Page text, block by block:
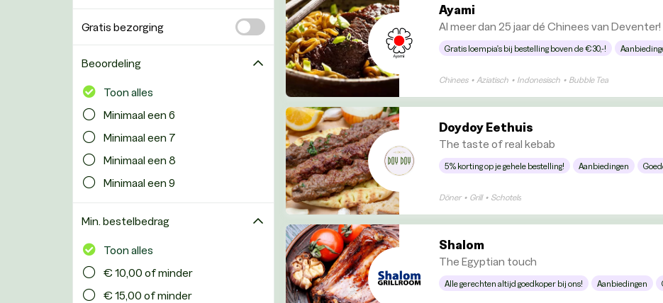
Gratis bezorging
Beoordeling
Toon alles
Minimaal een 6
Minimaal een 7
Minimaal een 8
Minimaal een 9
Min. bestelbedrag
Toon alles
€ 10,00 of minder
€ 15,00 of minder
Ayami
Al meer dan 25 jaar dé Chinees van Deventer!
Gratis loempia's bij bestelling boven de €30,-!
Chinees • Aziatisch • Indonesisch • Bubble Tea
Doydoy Eethuis
The taste of real kebab
5% korting op je gehele bestelling! Aanbiedingen
Döner • Grill • Schotels
Shalom
The Egyptian touch
Alle gerechten altijd goedkoper bij ons! Aanbiedingen